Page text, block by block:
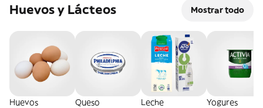
Huevos y Lácteos Mostrar todo
Huevos Queso Leche Yogures